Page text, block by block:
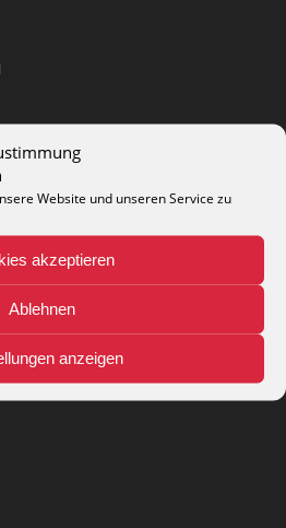
Website und unseren Service zu
akzeptieren
Ablehnen
anzeigen